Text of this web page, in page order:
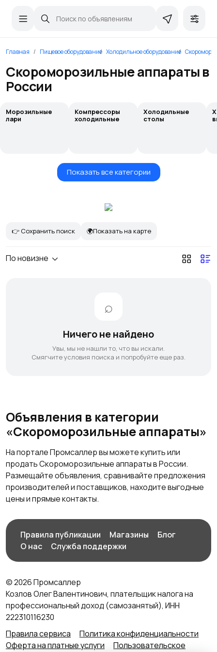
Главная Пищевое оборудование Холодильное оборудование
Скороморозильные аппараты в
России
Морозильные
лари
Компрессоры
холодильные
Холодильные
столы
Показать все категории
👉 Сохранить поиск 🌍Показать на карте
По новизне
Ничего не найдено
Увы, мы не нашли то, что вы искали.
Смягчите условия поиска и попробуйте еще раз.
Объявления в категории
«Скороморозильные аппараты»
На портале Промсаллер вы можете купить или
продать Скороморозильные аппараты в России.
Размещайте объявления, сравнивайте предложения
производителей и поставщиков, находите выгодные
цены и прямые контакты.
Правила публикации Магазины
Блог
О нас
Служба поддержки
© 2026 Промсаллер
Козлов Олег Валентинович, плательщик налога на
профессиональный доход (самозанятый), ИНН
222310116230
Правила сервиса
Политика конфиденциальности
Оферта на платные услуги
Пользовательское